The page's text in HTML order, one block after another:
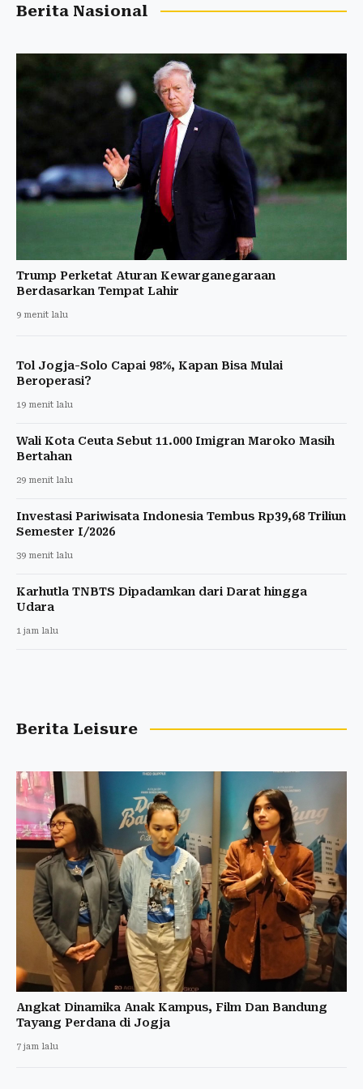
Berita Nasional
Trump Perketat Aturan Kewarganegaraan
Berdasarkan Tempat Lahir
9 menit lalu
Tol Jogja-Solo Capai 98%, Kapan Bisa Mulai
Beroperasi?
19 menit lalu
Wali Kota Ceuta Sebut 11.000 Imigran Maroko Masih
Bertahan
29 menit lalu
Investasi Pariwisata Indonesia Tembus Rp39,68 Triliun
Semester I/2026
39 menit lalu
Karhutla TNBTS Dipadamkan dari Darat hingga
Udara
1 jam lalu
Berita Leisure
Angkat Dinamika Anak Kampus, Film Dan Bandung
Tayang Perdana di Jogja
7 jam lalu